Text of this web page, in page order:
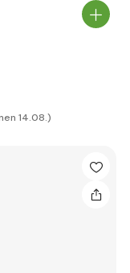
14.08.)